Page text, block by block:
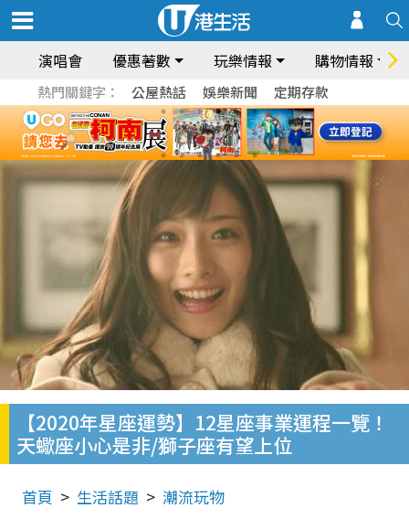
演唱會 優惠著數 玩樂情報 購物情報
熱門關鍵字： 公屋熱話 娛樂新聞 定期存款
【2020年星座運勢】12星座事業運程一覽！
天蠍座小心是非/獅子座有望上位
首頁 生活話題 潮流玩物